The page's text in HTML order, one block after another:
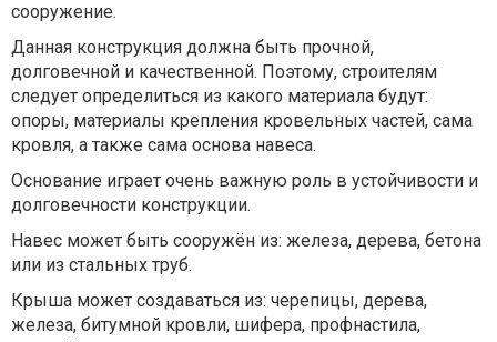
сооружение.
Данная конструкция должна быть прочной,
долговечной и качественной. Поэтому, строителям
следует определиться из какого материала будут:
опоры, материалы крепления кровельных частей, сама
кровля, а также сама основа навеса.
Основание играет очень важную роль в устойчивости и
долговечности конструкции.
Навес может быть сооружён из: железа, дерева, бетона
или из стальных труб.
Крыша может создаваться из: черепицы, дерева,
железа, битумной кровли, шифера, профнастила,